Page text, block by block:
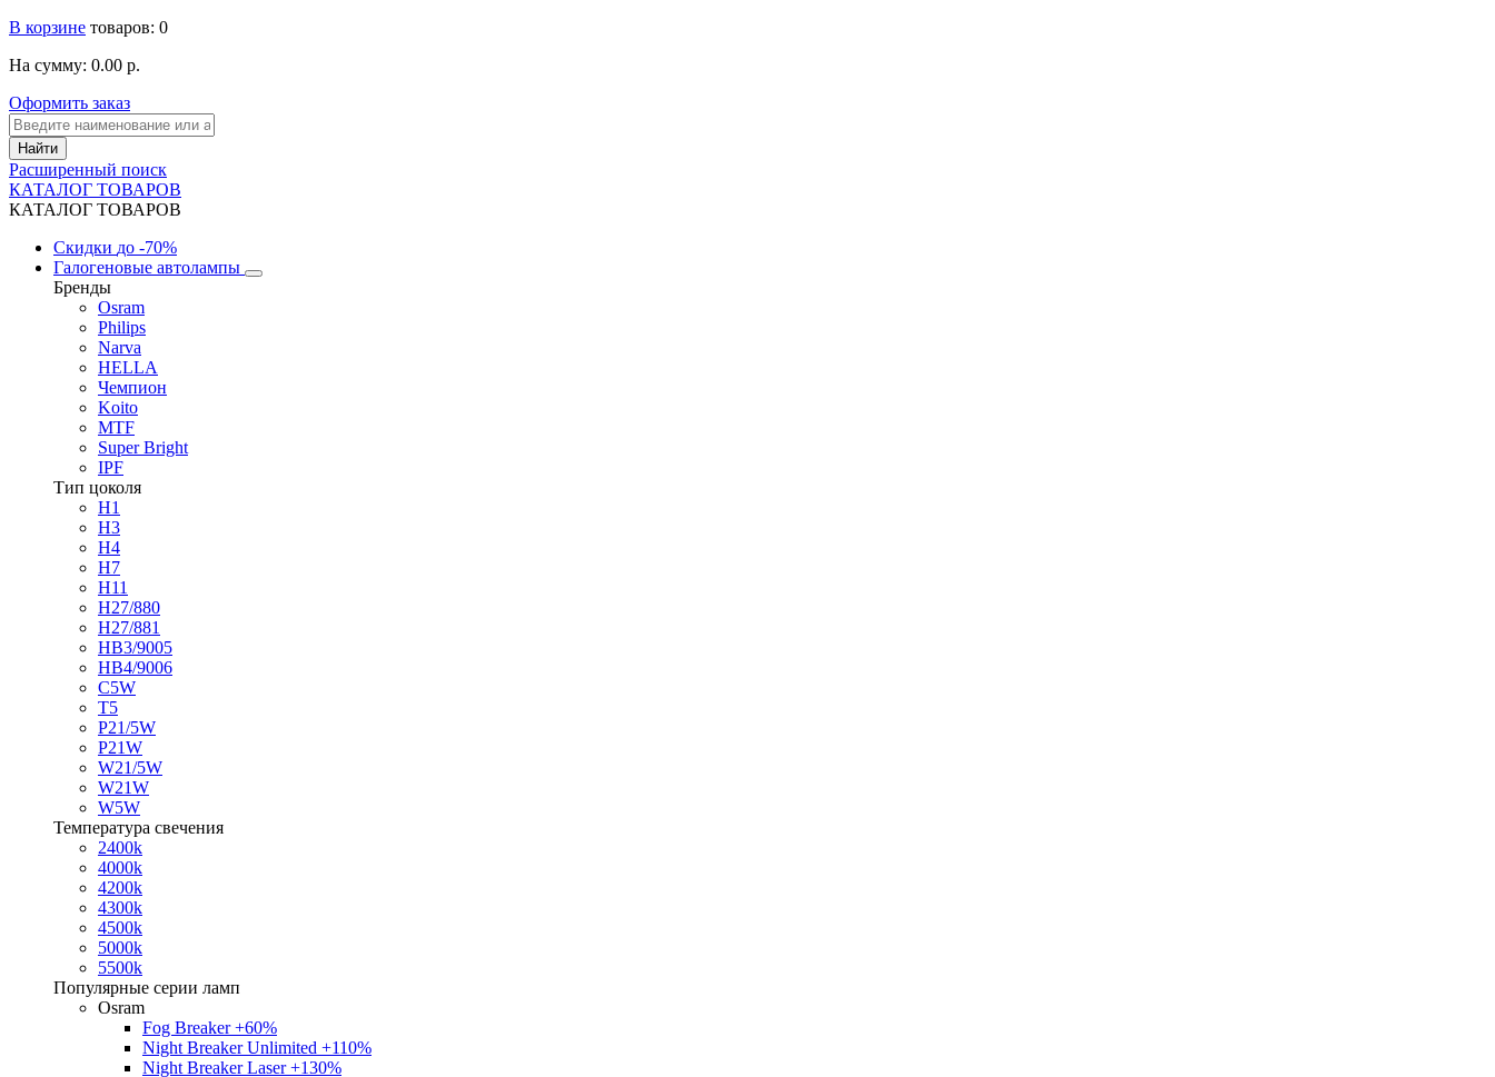
В корзине товаров: 0
На сумму: 0.00 р.
Оформить заказ
Расширенный поиск
КАТАЛОГ ТОВАРОВ
КАТАЛОГ ТОВАРОВ
Скидки до -70%
Галогеновые автолампы
Бренды
Osram
Philips
Narva
HELLA
Чемпион
Koito
MTF
Super Bright
IPF
Тип цоколя
H1
H3
H4
H7
H11
H27/880
H27/881
HB3/9005
HB4/9006
C5W
T5
P21/5W
P21W
W21/5W
W21W
W5W
Температура свечения
2400k
4000k
4200k
4300k
4500k
5000k
5500k
Популярные серии ламп
Osram
Fog Breaker +60%
Night Breaker Unlimited +110%
Night Breaker Laser +130%